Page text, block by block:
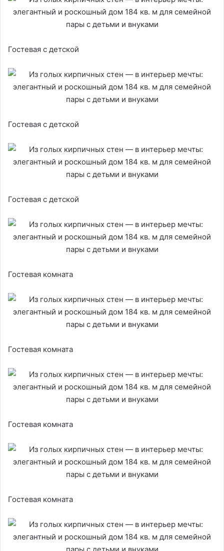
Гостевая с детской
Гостевая с детской
Гостевая с детской
Гостевая комната
Гостевая комната
Гостевая комната
Гостевая комната